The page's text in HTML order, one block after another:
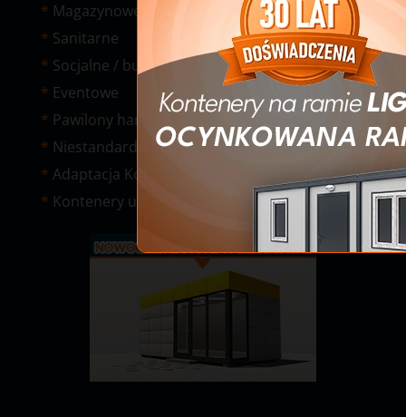
Magazynowe
Sanitarne
Socjalne / budowlane
Eventowe
Pawilony handlowe
Niestandardowe
Adaptacja Kontenerów Morskich
Kontenery używane